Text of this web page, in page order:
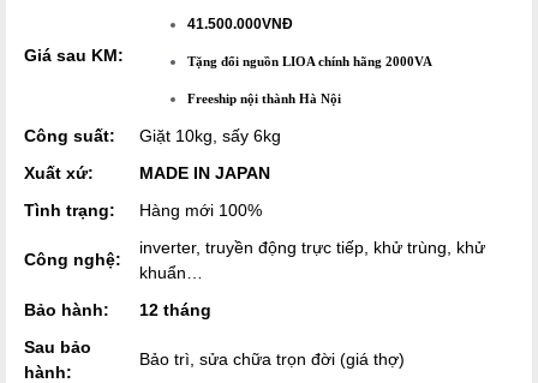
Giá sau KM:
41.500.000VNĐ
Tặng đổi nguồn LIOA chính hãng 2000VA
Freeship nội thành Hà Nội
Công suất:
Giặt 10kg, sấy 6kg
Xuất xứ:
MADE IN JAPAN
Tình trạng:
Hàng mới 100%
Công nghệ:
inverter, truyền động trực tiếp, khử trùng, khử
khuẩn…
Bảo hành:
12 tháng
Sau bảo
hành:
Bảo trì, sửa chữa trọn đời (giá thợ)